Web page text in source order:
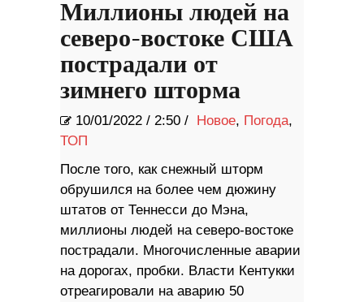
Миллионы людей на
северо-востоке США
пострадали от
зимнего шторма
10/01/2022 / 2:50 / Новое, Погода,
ТОП
После того, как снежный шторм
обрушился на более чем дюжину
штатов от Теннесси до Мэна,
миллионы людей на северо-востоке
пострадали. Многочисленные аварии
на дорогах, пробки. Власти Кентукки
отреагировали на аварию 50